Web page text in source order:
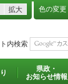
拡大 色の変更
内検索
県政・
お知らせ情報